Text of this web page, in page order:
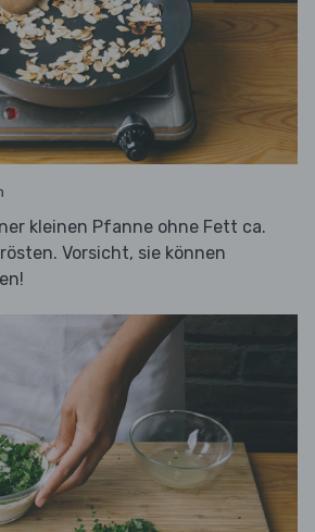
kleinen Pfanne ohne Fett ca.
Vorsicht, sie können